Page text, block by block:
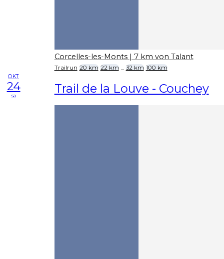
Corcelles-les-Monts | 7 km von Talant
Trailrun 20 km 22 km ... 32 km 100 km
OKT
24
sa Trail de la Louve - Couchey